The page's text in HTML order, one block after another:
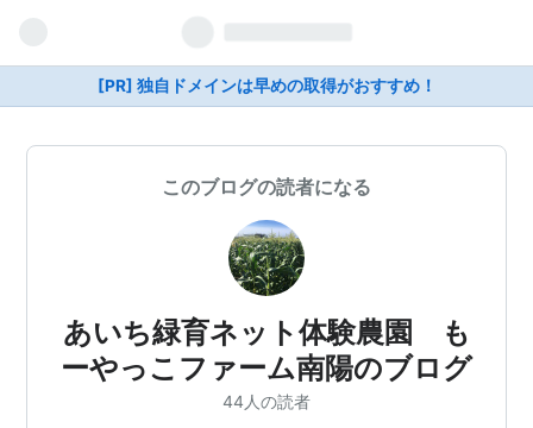
[PR] 独自ドメインは早めの取得がおすすめ！
このブログの読者になる
あいち緑育ネット体験農園 も
ーやっこファーム南陽のブログ
44人の読者